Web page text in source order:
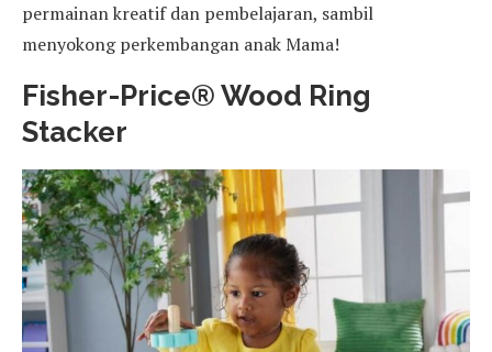
permainan kreatif dan pembelajaran, sambil
menyokong perkembangan anak Mama!
Fisher-Price® Wood Ring
Stacker